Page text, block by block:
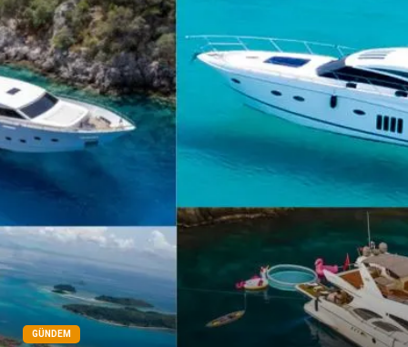
Ambalaj İthalat İhracat
Dernekler ve Birlikler
GÜNDEM